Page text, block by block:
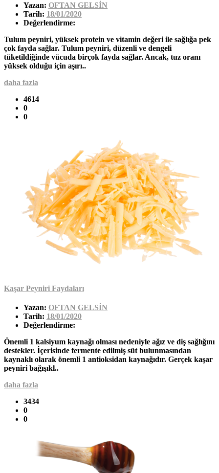
Yazan: OFTAN GELSİN
Tarih: 18/01/2020
Değerlendirme:
Tulum peyniri, yüksek protein ve vitamin değeri ile sağlığa pek
çok fayda sağlar. Tulum peyniri, düzenli ve dengeli
tüketildiğinde vücuda birçok fayda sağlar. Ancak, tuz oranı
yüksek olduğu için aşırı..
daha fazla
4614
0
0
Kaşar Peyniri Faydaları
Yazan: OFTAN GELSİN
Tarih: 18/01/2020
Değerlendirme:
Önemli 1 kalsiyum kaynağı olması nedeniyle ağız ve diş sağlığını
destekler. İçerisinde fermente edilmiş süt bulunmasından
kaynaklı olarak önemli 1 antioksidan kaynağıdır. Gerçek kaşar
peyniri bağışıkl..
daha fazla
3434
0
0